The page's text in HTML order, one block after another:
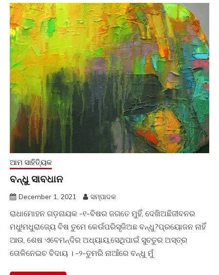
ଆମ ସାହିତ୍ୟିକ
ବନ୍ଧୁ ସାବଧାନ
December 1, 2021 ସମ୍ପାଦକ
ରାଧାମୋହନ ଗଡ଼ନାୟକ -୧-ବିଷର ଜଗତେ ମୁହିଁ, ଦେଖିଅଛିଜୀବନର
ମଧୁ!ମଧୁରାଜ୍ୟେ ବିଷ ତୁମେ କେଉଁପରିସୃଜିଅଛ ବନ୍ଧୁ?ପ୍ରୟୋଜନ ନାହିଁ
ଆଉ, ଶେଷ ଏବେମନ୍ଦିର ଅଧ୍ୟାୟ,ସେଥିପାଇଁ ସୁଚତୁର ଅସ୍ତ୍ର
ତୋଳିନେଇଚ ବିଦାୟ । -୨-ତୁମରି ନାଆଁରେ ବନ୍ଧୁ ମୁଁ